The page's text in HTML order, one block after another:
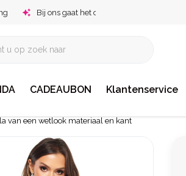
Bij ons gaat het om jou!
CADEAUBON Klantenservice
van een wetlook materiaal en kant